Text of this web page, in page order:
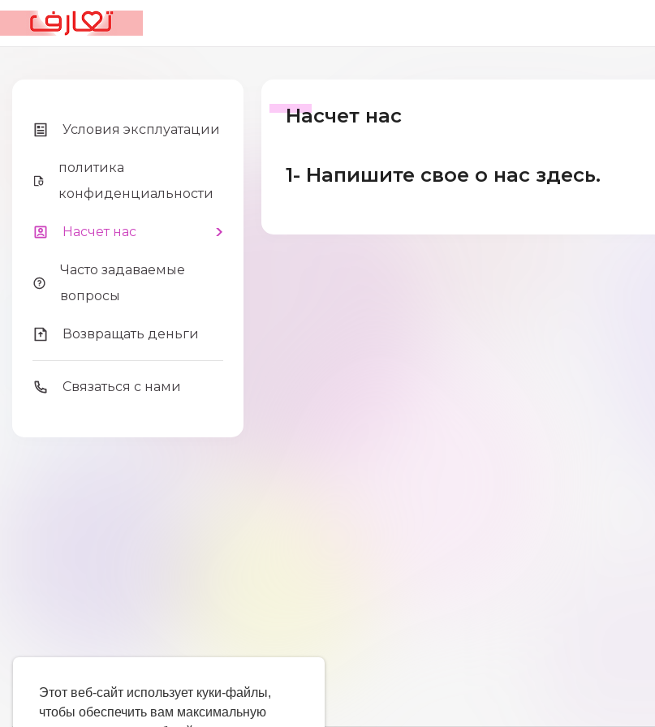
Этот веб-сайт использует куки-файлы,
чтобы обеспечить вам максимальную
Условия эксплуатации
политика
конфиденциальности
Насчет нас
Часто задаваемые
вопросы
Возвращать деньги
Связаться с нами
Насчет нас
1- Напишите свое о нас здесь.